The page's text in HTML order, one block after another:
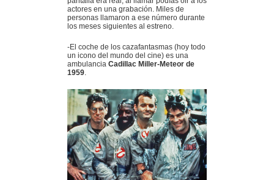
actores en una grabación. Miles de
personas llamaron a ese número durante
los meses siguientes al estreno.
-El coche de los cazafantasmas (hoy todo
un icono del mundo del cine) es una
ambulancia Cadillac Miller-Meteor de
1959.